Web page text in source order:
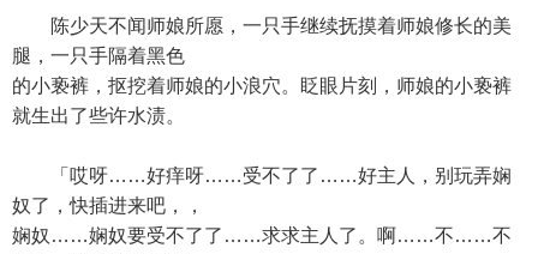
陈少天不闻师娘所愿，一只手继续抚摸着师娘修长的美
腿，一只手隔着黑色
的小亵裤，抠挖着师娘的小浪穴。眨眼片刻，师娘的小亵裤
就生出了些许水渍。
「哎呀……好痒呀……受不了了……好主人，别玩弄娴
奴了，快插进来吧，，
娴奴……娴奴要受不了了……求求主人了。啊……不……不